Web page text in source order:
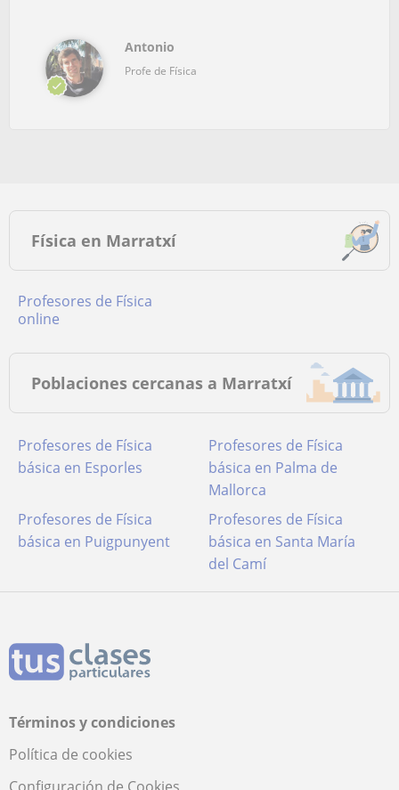
Antonio
Profe de Física
Física en Marratxí
Profesores de Física
online
Poblaciones cercanas a Marratxí
Profesores de Física
básica en Esporles
Profesores de Física
básica en Palma de
Mallorca
Profesores de Física
básica en Puigpunyent
Profesores de Física
básica en Santa María
del Camí
Términos y condiciones
Política de cookies